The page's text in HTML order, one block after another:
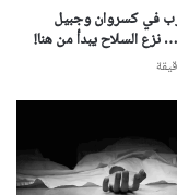
في كسروان وجبيل
نزع السلاح يبدأ من هنا!